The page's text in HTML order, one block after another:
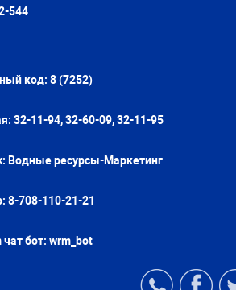
544
код: 8 (7252)
32-11-94, 32-60-09, 32-11-95
Водные ресурсы-Маркетинг
8-708-110-21-21
бот: wrm_bot